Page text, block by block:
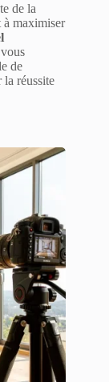
de la
à maximiser
de
la réussite